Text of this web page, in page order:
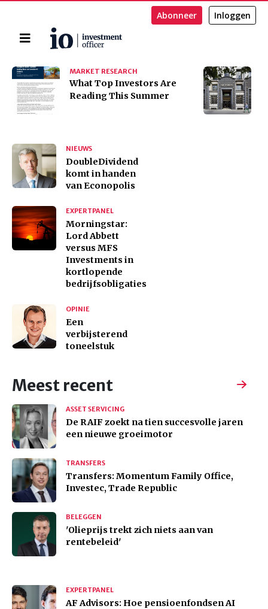
Home
Abonneer Inloggen
Zoeken MARKET RESEARCH
​​​​​​​What Top Investors Are
Reading This Summer
NIEUWS
DoubleDividend
komt in handen
van Econopolis
EXPERTPANEL
Morningstar:
Lord Abbett
versus MFS
Investments in
kortlopende
bedrijfsobligaties
OPINIE
Een
verbijsterend
toneelstuk
Meest recent
ASSET SERVICING
De RAIF zoekt na tien succesvolle jaren
een nieuwe groeimotor
TRANSFERS
Transfers: Momentum Family Office,
Investec, Trade Republic
BELEGGEN
'Olieprijs trekt zich niets aan van
rentebeleid'
EXPERTPANEL
AF Advisors: Hoe pensioenfondsen AI